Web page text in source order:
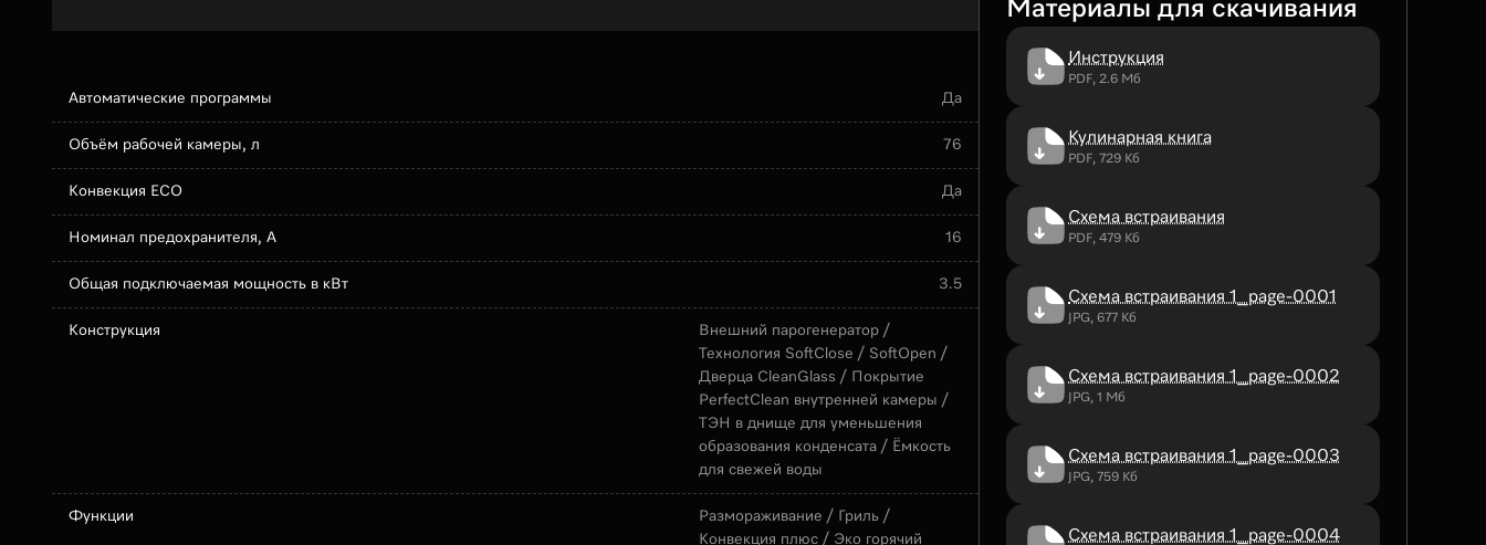
Автоматические программы Да
Объём рабочей камеры, л 76
Конвекция ECO Да
Номинал предохранителя, А 16
Общая подключаемая мощность в кВт 3.5
Конструкция
Внешний парогенератор /
Технология SoftClose / SoftOpen /
Дверца CleanGlass / Покрытие
PerfectClean внутренней камеры /
ТЭН в днище для уменьшения
образования конденсата / Ёмкость
для свежей воды
Функции
Размораживание / Гриль /
Конвекция плюс / Эко горячий
Материалы для скачивания
Инструкция
PDF, 2.6 Мб
Кулинарная книга
PDF, 729 Кб
Схема встраивания
PDF, 479 Кб
Схема встраивания 1_page-0001
JPG, 677 Кб
Схема встраивания 1_page-0002
JPG, 1 Мб
Схема встраивания 1_page-0003
JPG, 759 Кб
Схема встраивания 1_page-0004